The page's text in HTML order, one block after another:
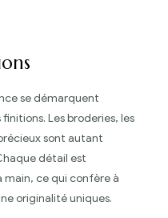
se démarquent
Les broderies, les
sont autant
détail est
main, ce qui confère à
originalité uniques.